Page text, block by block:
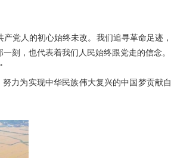
党人的初心始终未改。我们追寻革命足迹，
刻，也代表着我们人民始终跟党走的信念。
力为实现中华民族伟大复兴的中国梦贡献自